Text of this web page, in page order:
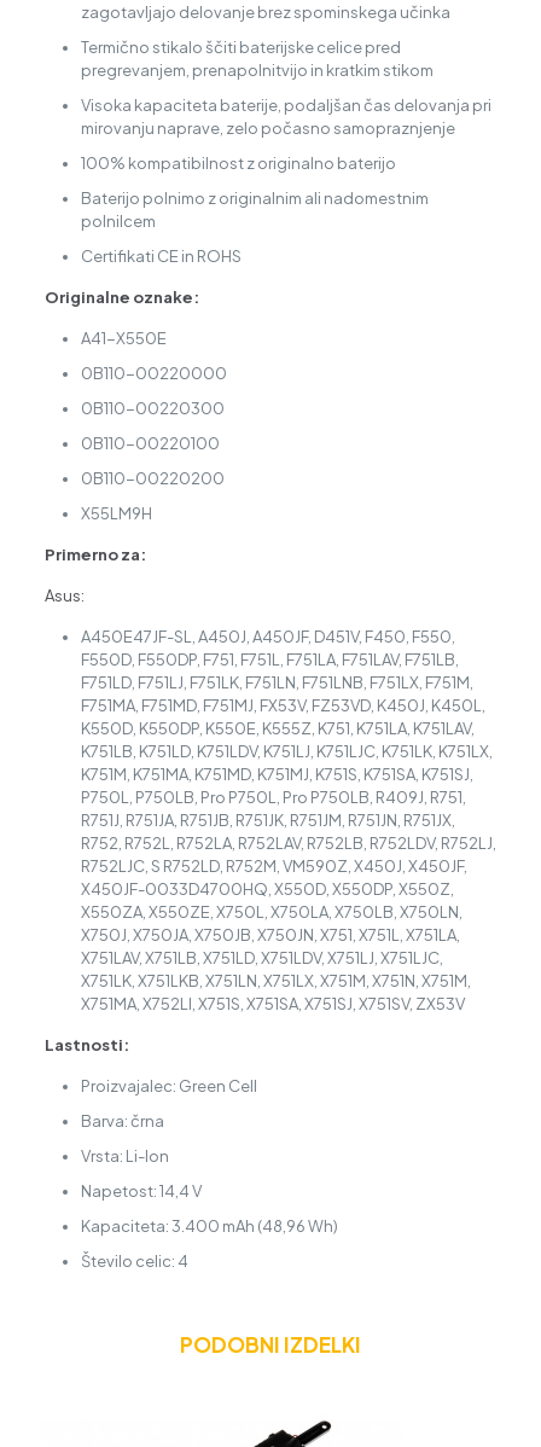
zagotavljajo delovanje brez spominskega učinka
Termično stikalo ščiti baterijske celice pred
pregrevanjem, prenapolnitvijo in kratkim stikom
Visoka kapaciteta baterije, podaljšan čas delovanja pri
mirovanju naprave, zelo počasno samopraznjenje
100% kompatibilnost z originalno baterijo
Baterijo polnimo z originalnim ali nadomestnim
polnilcem
Certifikati CE in ROHS
Originalne oznake:
A41-X550E
0B110-00220000
0B110-00220300
0B110-00220100
0B110-00220200
X55LM9H
Primerno za:
Asus:
A450E47JF-SL, A450J, A450JF, D451V, F450, F550,
F550D, F550DP, F751, F751L, F751LA, F751LAV, F751LB,
F751LD, F751LJ, F751LK, F751LN, F751LNB, F751LX, F751M,
F751MA, F751MD, F751MJ, FX53V, FZ53VD, K450J, K450L,
K550D, K550DP, K550E, K555Z, K751, K751LA, K751LAV,
K751LB, K751LD, K751LDV, K751LJ, K751LJC, K751LK, K751LX,
K751M, K751MA, K751MD, K751MJ, K751S, K751SA, K751SJ,
P750L, P750LB, Pro P750L, Pro P750LB, R409J, R751,
R751J, R751JA, R751JB, R751JK, R751JM, R751JN, R751JX,
R752, R752L, R752LA, R752LAV, R752LB, R752LDV, R752LJ,
R752LJC, S R752LD, R752M, VM590Z, X450J, X450JF,
X450JF-0033D4700HQ, X550D, X550DP, X550Z,
X550ZA, X550ZE, X750L, X750LA, X750LB, X750LN,
X750J, X750JA, X750JB, X750JN, X751, X751L, X751LA,
X751LAV, X751LB, X751LD, X751LDV, X751LJ, X751LJC,
X751LK, X751LKB, X751LN, X751LX, X751M, X751N, X751M,
X751MA, X752LI, X751S, X751SA, X751SJ, X751SV, ZX53V
Lastnosti:
Proizvajalec: Green Cell
Barva: črna
Vrsta: Li-Ion
Napetost: 14,4 V
Kapaciteta: 3.400 mAh (48,96 Wh)
Število celic: 4
PODOBNI IZDELKI